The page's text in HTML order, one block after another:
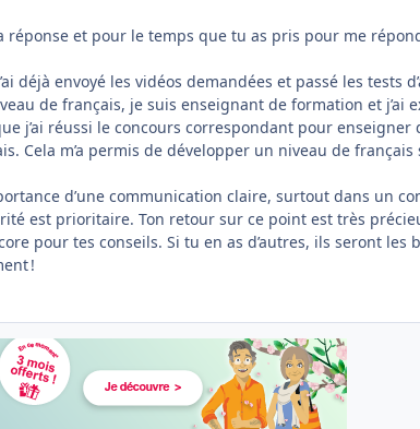
et pour le temps que tu as pris pour me
déjà envoyé les vidéos demandées et passé les tests
de français, je suis enseignant de formation et j’ai
j’ai réussi le concours correspondant pour enseigner
Cela m’a permis de développer un niveau de français
d’une communication claire, surtout dans un
est prioritaire. Ton retour sur ce point est très
pour tes conseils. Si tu en as d’autres, ils seront les
!